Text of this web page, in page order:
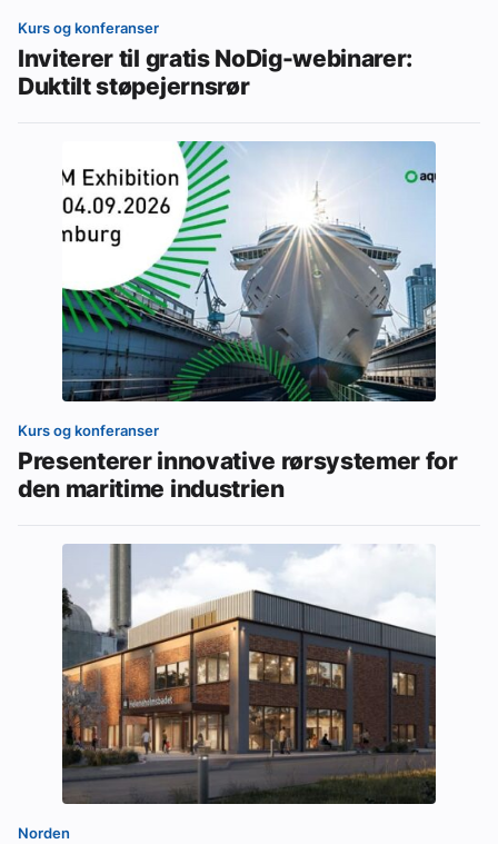
Kurs og konferanser
Inviterer til gratis NoDig-webinarer:
Duktilt støpejernsrør
Kurs og konferanser
Presenterer innovative rørsystemer for
den maritime industrien
Norden